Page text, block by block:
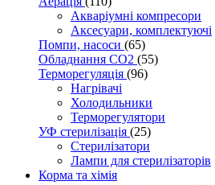
Акваріумні компресори
Аксесуари, комплектуючі
Помпи, насоси (65)
Обладнання CO2 (55)
Терморегуляція (96)
Нагрівачі
Холодильники
Терморегулятори
УФ стерилізація (25)
Стерилізатори
Лампи для стерилізаторів
Корма та хімія